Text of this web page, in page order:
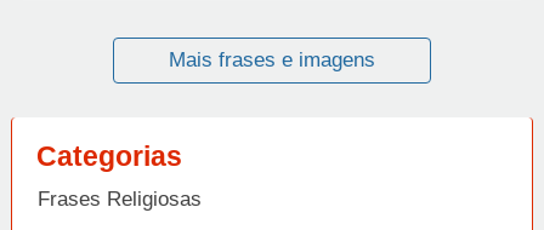
Mais frases e imagens
Categorias
Frases Religiosas